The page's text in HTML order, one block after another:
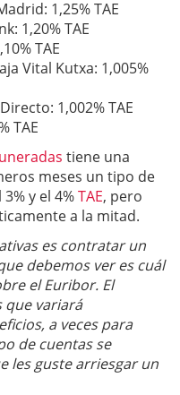
1,25% TAE
1,20% TAE
TAE
Vital Kutxa: 1,005%
1,002% TAE
TAE
tiene una
meses un tipo de
y el 4%TAE, pero
a la mitad.
es contratar un
debemos ver es cuál
el Euribor. El
que variará
a veces para
de cuentas se
les guste arriesgar un